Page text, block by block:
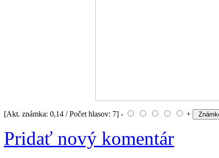
[Akt. známka: 0,14 / Počet hlasov: 7] - +
Pridať nový komentár